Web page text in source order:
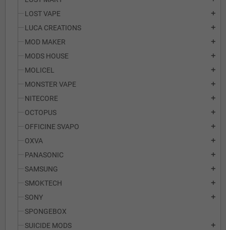
LOST VAPE add
LUCA CREATIONS add
MOD MAKER add
MODS HOUSE add
MOLICEL add
MONSTER VAPE add
NITECORE add
OCTOPUS add
OFFICINE SVAPO add
OXVA add
PANASONIC add
SAMSUNG add
SMOKTECH add
SONY add
SPONGEBOX
SUICIDE MODS
add